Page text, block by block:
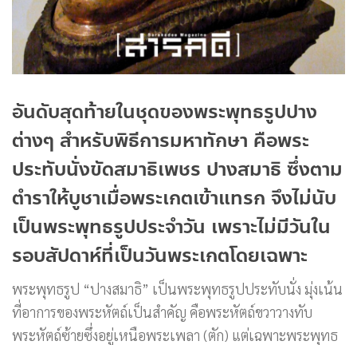
อันดับสุดท้ายในชุดของพระพุทธรูปปาง
ต่างๆ สำหรับพิธีการมหาทักษา คือพระ
ประทับนั่งขัดสมาธิเพชร ปางสมาธิ ซึ่งตาม
ตำราให้บูชาเมื่อพระเกตเข้าแทรก จึงไม่นับ
เป็นพระพุทธรูปประจำวัน เพราะไม่มีวันใน
รอบสัปดาห์ที่เป็นวันพระเกตโดยเฉพาะ
พระพุทธรูป “ปางสมาธิ” เป็นพระพุทธรูปประทับนั่ง มุ่งเน้น
ที่อาการของพระหัตถ์เป็นสำคัญ คือพระหัตถ์ขวาวางทับ
พระหัตถ์ซ้ายซึ่งอยู่เหนือพระเพลา (ตัก) แต่เฉพาะพระพุทธ